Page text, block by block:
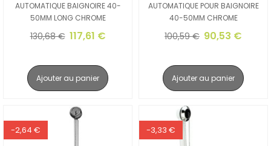
AUTOMATIQUE BAIGNOIRE 40-
50MM LONG CHROME
130,68 € 117,61 €
Ajouter au panier
AUTOMATIQUE POUR BAIGNOIRE
40-50MM CHROME
100,59 € 90,53 €
Ajouter au panier
-2,64 € -3,33 €